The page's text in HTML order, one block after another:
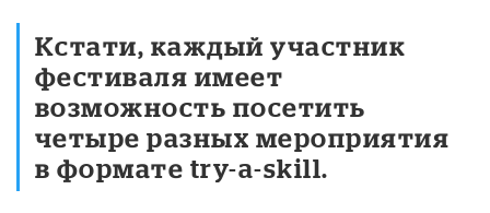
Кстати, каждый участник
фестиваля имеет
возможность посетить
четыре разных мероприятия
в формате try-a-skill.